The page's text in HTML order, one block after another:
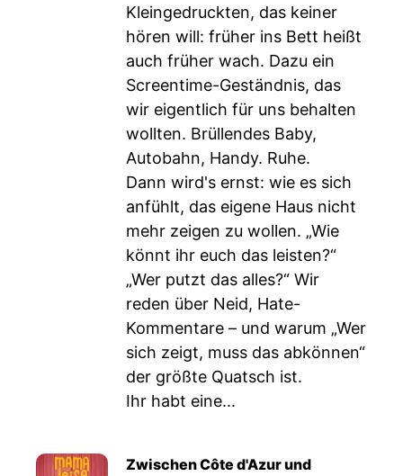
Kleingedruckten, das keiner
hören will: früher ins Bett heißt
auch früher wach. Dazu ein
Screentime-Geständnis, das
wir eigentlich für uns behalten
wollten. Brüllendes Baby,
Autobahn, Handy. Ruhe.
Dann wird's ernst: wie es sich
anfühlt, das eigene Haus nicht
mehr zeigen zu wollen. „Wie
könnt ihr euch das leisten?“
„Wer putzt das alles?“ Wir
reden über Neid, Hate-
Kommentare – und warum „Wer
sich zeigt, muss das abkönnen“
der größte Quatsch ist.
Ihr habt eine...
Zwischen Côte d'Azur und